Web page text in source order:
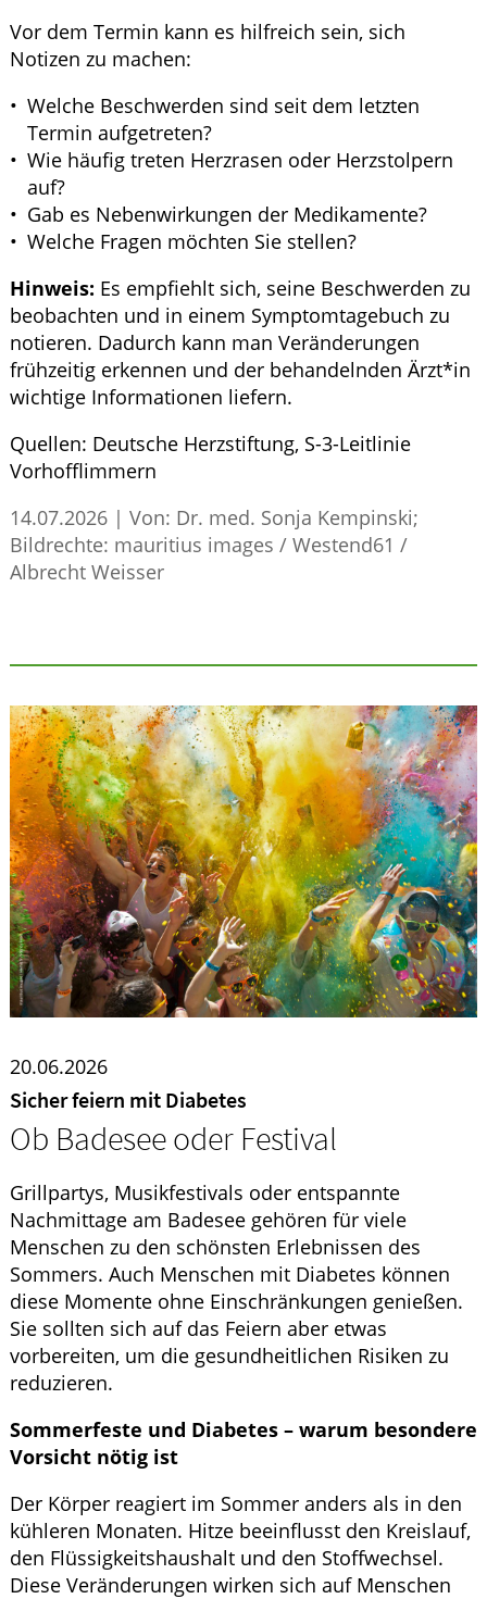
Vor dem Termin kann es hilfreich sein, sich
Notizen zu machen:
Welche Beschwerden sind seit dem letzten
Termin aufgetreten?
Wie häufig treten Herzrasen oder Herzstolpern
auf?
Gab es Nebenwirkungen der Medikamente?
Welche Fragen möchten Sie stellen?
Hinweis: Es empfiehlt sich, seine Beschwerden zu
beobachten und in einem Symptomtagebuch zu
notieren. Dadurch kann man Veränderungen
frühzeitig erkennen und der behandelnden Ärzt*in
wichtige Informationen liefern.
Quellen: Deutsche Herzstiftung, S-3-Leitlinie
Vorhofflimmern
14.07.2026 | Von: Dr. med. Sonja Kempinski;
Bildrechte: mauritius images / Westend61 /
Albrecht Weisser
20.06.2026
Sicher feiern mit Diabetes
Ob Badesee oder Festival
Grillpartys, Musikfestivals oder entspannte
Nachmittage am Badesee gehören für viele
Menschen zu den schönsten Erlebnissen des
Sommers. Auch Menschen mit Diabetes können
diese Momente ohne Einschränkungen genießen.
Sie sollten sich auf das Feiern aber etwas
vorbereiten, um die gesundheitlichen Risiken zu
reduzieren.
Sommerfeste und Diabetes – warum besondere
Vorsicht nötig ist
Der Körper reagiert im Sommer anders als in den
kühleren Monaten. Hitze beeinflusst den Kreislauf,
den Flüssigkeitshaushalt und den Stoffwechsel.
Diese Veränderungen wirken sich auf Menschen